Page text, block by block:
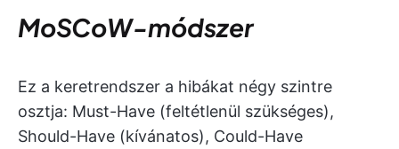
MoSCoW-módszer
Ez a keretrendszer a hibákat négy szintre
osztja: Must-Have (feltétlenül szükséges),
Should-Have (kívánatos), Could-Have